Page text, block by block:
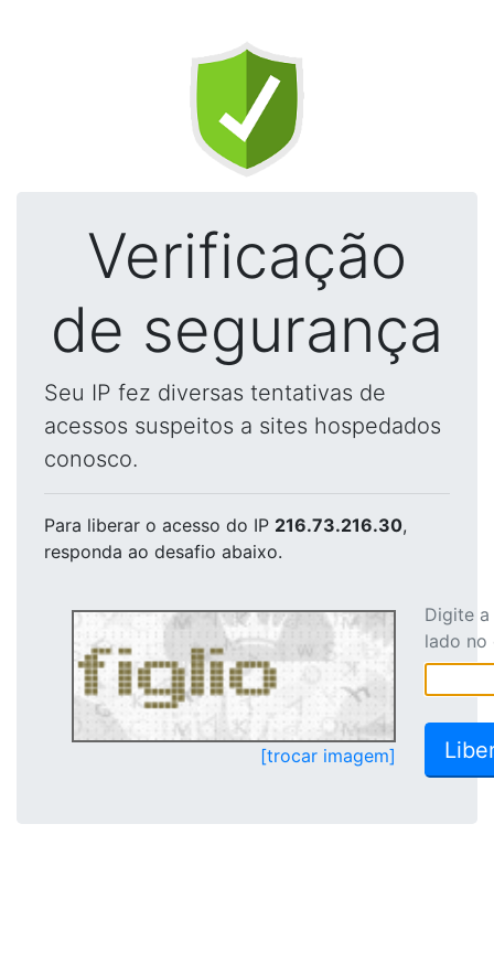
Verificação
de segurança
Seu IP fez diversas tentativas de
acessos suspeitos a sites hospedados
conosco.
Para liberar o acesso do IP 216.73.216.30,
responda ao desafio abaixo.
[trocar imagem]
Digite
lado no